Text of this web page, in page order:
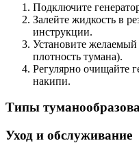
Подключите
Залейте жидкость в
инструкции.
Установите
плотность тумана).
Регулярно очищайте
накипи.
Типы
Уход и обслуживание